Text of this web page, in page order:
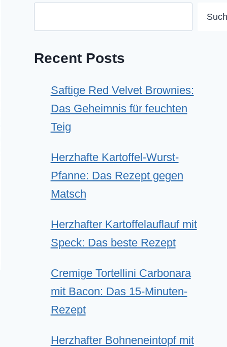
Recent Posts
Saftige Red Velvet Brownies:
Das Geheimnis für feuchten
Teig
Herzhafte Kartoffel-Wurst-
Pfanne: Das Rezept gegen
Matsch
Herzhafter Kartoffelauflauf mit
Speck: Das beste Rezept
Cremige Tortellini Carbonara
mit Bacon: Das 15-Minuten-
Rezept
Herzhafter Bohneneintopf mit